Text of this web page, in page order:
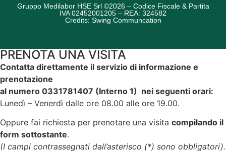
Gruppo Medilabor HSE Srl ©2026 – Codice Fiscale & Partita
IVA 02452001205 – REA: 324582
Credits: Swing Communcation
PRENOTA UNA VISITA
Contatta direttamente il servizio di informazione e
prenotazione
al numero 0331781407 (Interno 1) nei seguenti orari:
Lunedì – Venerdì dalle ore 08.00 alle ore 19.00.
Oppure fai richiesta per prenotare una visita compilando il
form sottostante.
(I campi contrassegnati dall’asterisco (*) sono obbligatori).